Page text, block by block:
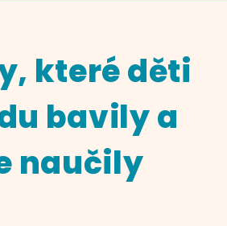
které děti
bavily a
naučily